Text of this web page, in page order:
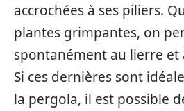
accrochées à ses piliers.
plantes grimpantes, on
spontanément au lierre et
Si ces dernières sont
la pergola, il est possible